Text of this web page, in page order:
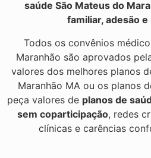
saúde São Mateus do
familiar, adesão
Todos os convênios
Maranhão são aprovados
valores dos melhores planos
Maranhão MA ou os planos
peça valores de planos de
sem coparticipação, redes
clínicas e carências